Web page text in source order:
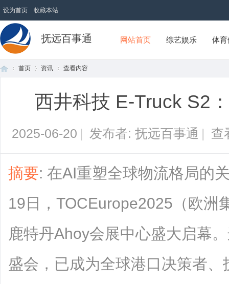
设为首页 收藏本站
抚远百事通 网站首页 综艺娱乐 体
首页 资讯 查看内容
西井科技 E-Truck S2
2025-06-20 | 发布者: 抚远百事通 | 查
摘要: 在AI重塑全球物流格局的
19日，TOCEurope2025（欧洲
鹿特丹Ahoy会展中心盛大启幕
盛会，已成为全球港口决策者